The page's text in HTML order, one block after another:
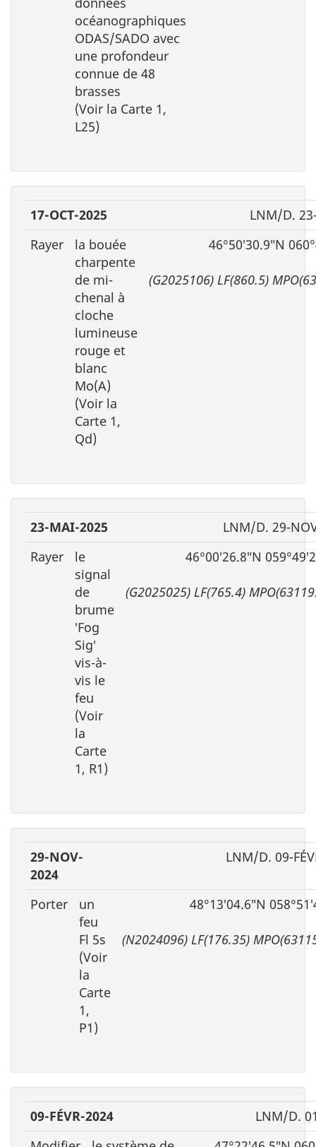
océanographiques
ODAS/SADO avec
une profondeur
connue de 48
brasses
(Voir la Carte 1,
L25)
17-OCT-2025
LNM/D.
Rayer
la bouée
charpente
de mi-
chenal à
cloche
lumineuse
rouge et
blanc
Mo(A)
(Voir la
Carte 1,
Qd)
46°50′30.9″N
(G2025106) LF(860.5)
23-MAI-2025
LNM/D. 29-
Rayer
le
signal
de
brume
′Fog
Sig′
vis-à-
vis le
feu
(Voir
la
Carte
1, R1)
46°00′26.8″N
(G2025025) LF(765.4)
29-NOV-
2024
LNM/D. 09-
Porter
un
feu
Fl 5s
(Voir
la
Carte
1,
P1)
48°13′04.6″N
(N2024096) LF(176.35)
09-FÉVR-2024
LNM/D.